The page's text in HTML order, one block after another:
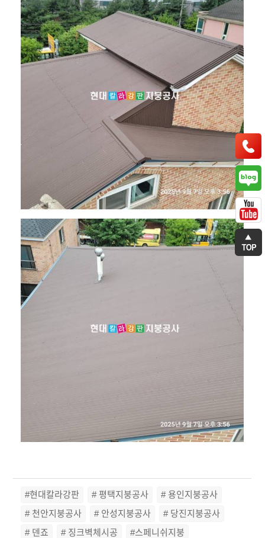
#현대칼라강판 # 평택지붕공사
# 용인지붕공사
# 천안지붕공사
# 안성지붕공사
# 당진지붕공사
# 덴죠
# 징크벽체시공
#스페니쉬지붕